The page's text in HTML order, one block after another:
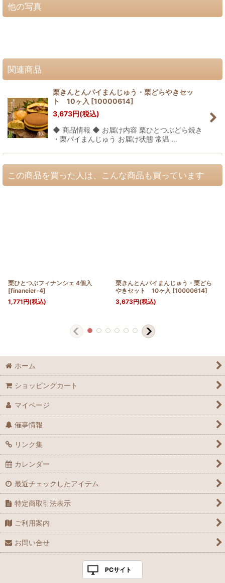
他の写真
関連商品
栗きんとんパイまんじゅう・栗どらやきセッ
ト 10ヶ入 [10000614]
3,673円(税込)
◆ 商品情報 ◆ お届け内容 栗ひとつぶどら焼き
・栗パイまんじゅう お届け状態 常温 …
この商品を買った人は、こんな商品も買っています
栗ひとつぶフィナンシェ 4個入
[financier-4]
1,771円(税込)
栗きんとんパイまんじゅう・栗どら
やきセット 10ヶ入 [10000614]
3,673円(税込)
ホーム
ショッピングカート
マイページ
催事情報
リンク集
カレンダー
最近チェックしたアイテム
特定商取引法表示
ご利用案内
お問い合せ
PCサイト